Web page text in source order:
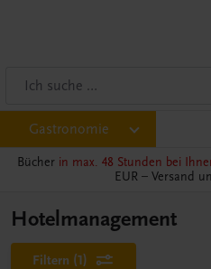
Gastronomie
Bücher in max. 48 Stunden bei
EUR – Versand
Hotelmanagement
Filtern (1)